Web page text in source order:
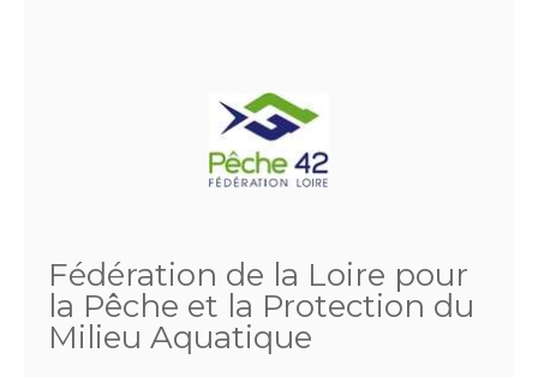
Fédération de la Loire pour
la Pêche et la Protection du
Milieu Aquatique